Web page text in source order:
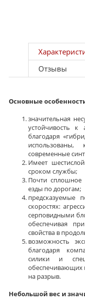
Отзывы
Основные
значительная
устойчивость к
благодаря
современные
Имеет
сроком службы;
Почти сплошное
езды по дорогам;
предсказуемые
скоростях:
серповидными
обеспечивая
свойства в
возможность
благодаря
силики и
обеспечивающих
на разрыв.
Небольшой вес и